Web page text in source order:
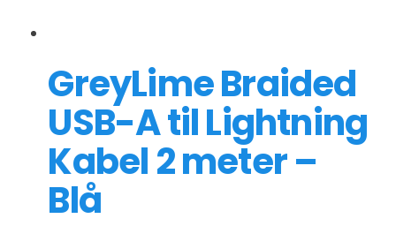
GreyLime Braided
USB-A til Lightning
Kabel 2 meter –
Blå